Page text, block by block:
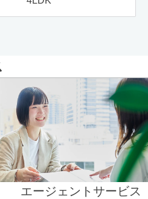
エージェントサービス